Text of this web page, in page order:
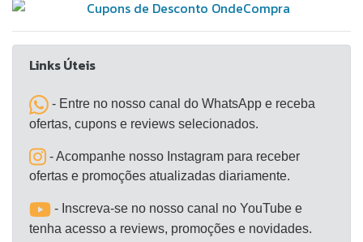
Links Úteis
- Entre no nosso canal do WhatsApp e receba
ofertas, cupons e reviews selecionados.
- Acompanhe nosso Instagram para receber
ofertas e promoções atualizadas diariamente.
- Inscreva-se no nosso canal no YouTube e
tenha acesso a reviews, promoções e novidades.